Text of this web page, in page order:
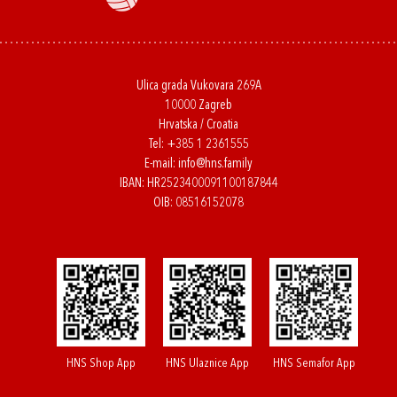
Ulica grada Vukovara 269A
10000 Zagreb
Hrvatska / Croatia
Tel: +385 1 2361555
E-mail: info@hns.family
IBAN: HR2523400091100187844
OIB: 08516152078
HNS Shop App HNS Ulaznice App HNS Semafor App